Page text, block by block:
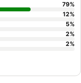
79%
12%
5%
2%
2%